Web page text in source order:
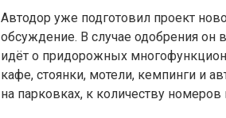
Автодор уже подготовил проект
обсуждение. В случае одобрения он
идёт о придорожных
кафе, стоянки, мотели, кемпинги и
на парковках, к количеству